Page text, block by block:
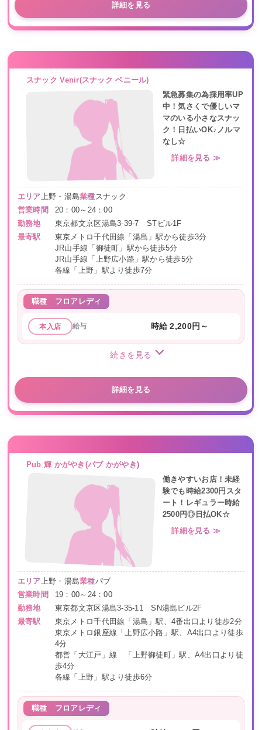
詳細を見る
スナック Venir(スナック ベニール)
緊急募集の為採用率UP
中！気さくで優しいマ
マのいる小さなスナッ
ク！日払いOK♪ノルマ
なし☆
詳細を見る ≫
エリア上野・湯島業種スナック
営業時間
20：00～24：00
勤務地
東京都文京区湯島3-39-7 STビル1F
最寄駅
東京メトロ千代田線「湯島」駅から徒歩3分
JR山手線「御徒町」駅から徒歩5分
JR山手線「上野広小路」駅から徒歩5分
各線「上野」駅より徒歩7分
職種 フロアレディ
本入店 給与 時給 2,200円～
続きを見る
詳細を見る
Pub 輝 かがやき(パブ かがやき)
働きやすいお店！未経
験でも時給2300円スタ
ート！レギュラー時給
2500円◎日払OK☆
詳細を見る ≫
エリア上野・湯島業種パブ
営業時間
19：00～24：00
勤務地
東京都文京区湯島3-35-11 SN湯島ビル2F
最寄駅
東京メトロ千代田線「湯島」駅、4番出口より徒歩2分
東京メトロ銀座線「上野広小路」駅、A4出口より徒歩
4分
都営「大江戸」線 「上野御徒町」駅、A4出口より徒
歩4分
各線「上野」駅より徒歩6分
職種 フロアレディ